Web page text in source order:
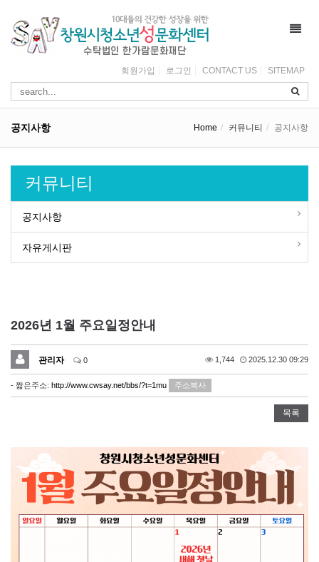
회원가입 로그인 CONTACT US SITEMAP
공지사항 Home 커뮤니티 공지사항
커뮤니티
공지사항
자유게시판
2026년 1월 주요일정안내
관리자 0 1,744 2025.12.30 09:29
- 짧은주소: http://www.cwsay.net/bbs/?t=1mu 주소복사
목록